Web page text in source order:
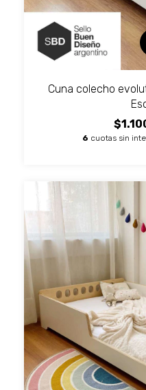
Cuna colecho
6 cuotas sin